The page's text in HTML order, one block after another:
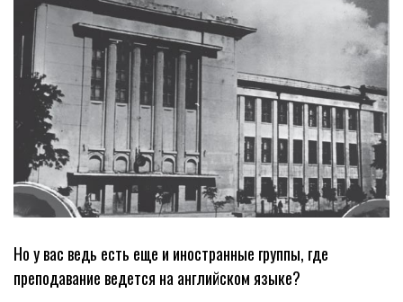
Но у вас ведь есть еще и иностранные группы, где
преподавание ведется на английском языке?